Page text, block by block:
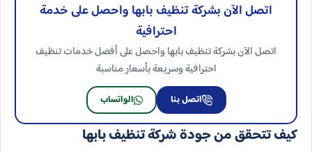
اتصل الآن بشركة تنظيف بابها واحصل على خدمة
احترافية
اتصل الآن بشركة تنظيف بابها واحصل على أفضل خدمات تنظيف
احترافية وسريعة بأسعار مناسبة
اتصل بنا الواتساب
كيف تتحقق من جودة شركة تنظيف بابها